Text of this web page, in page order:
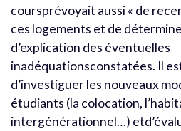
coursprévoyait aussi « de
ces logements et de
d’explication des éventuelles
inadéquationsconstatées. Il
d’investiguer les nouveaux
étudiants (la colocation,
intergénérationnel…)